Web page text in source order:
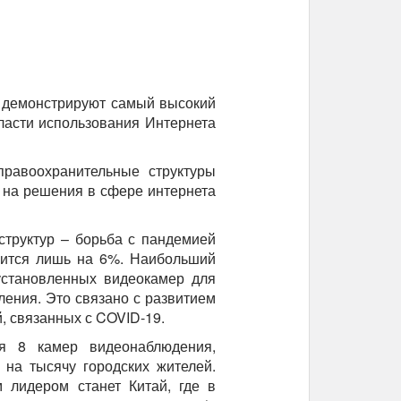
самый высокий
использования Интернета
структуры
решения в сфере интернета
– борьба с пандемией
лишь на 6%. Наибольший
видеокамер для
Это связано с развитием
связанных с COVID-19.
8 камер видеонаблюдения,
тысячу городских жителей.
станет Китай, где в